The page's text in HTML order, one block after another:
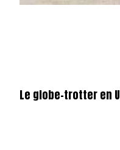
Le globe-trotter en